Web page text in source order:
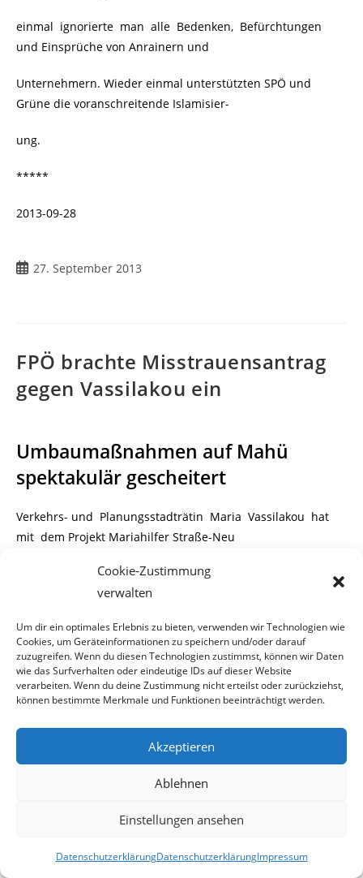
Cookie-Zustimmung
verwalten
Um dir ein optimales Erlebnis zu bieten, verwenden wir Technologien wie
Cookies, um Geräteinformationen zu speichern und/oder darauf
zuzugreifen. Wenn du diesen Technologien zustimmst, können wir Daten
wie das Surfverhalten oder eindeutige IDs auf dieser Website
verarbeiten. Wenn du deine Zustimmung nicht erteilst oder zurückziehst,
können bestimmte Merkmale und Funktionen beeinträchtigt werden.
Akzeptieren
Ablehnen
Einstellungen ansehen
DatenschutzerklärungDatenschutzerklärungImpressum
einmal ignorierte man alle Bedenken, Befürchtungen
und Einsprüche von Anrainern und
Unternehmern. Wieder einmal unterstützten SPÖ und
Grüne die voranschreitende Islamisier-
ung.
*****
2013-09-28
27. September 2013
FPÖ brachte Misstrauensantrag
gegen Vassilakou ein
Umbaumaßnahmen auf Mahü
spektakulär gescheitert
Verkehrs- und Planungsstadträtin Maria Vassilakou hat
mit dem Projekt Mariahilfer Straße-Neu
einen weiteren verkehrsplanerischen Bauchfleck hingelegt,
der die Wiener Steuerzahler zwischen
3,5 und 5 Mio. Euro kosten könnte.
Der ohne Mitbestimmungsmöglichkeit für die Kaufleute
der Mariahilfer Straße und Bevölkerung
Einbahn- und Sackgassenzirkus hat
große Bereiche von Mariahilf und Neubau in eine
sowie ein deutliches Minus an Lebens-